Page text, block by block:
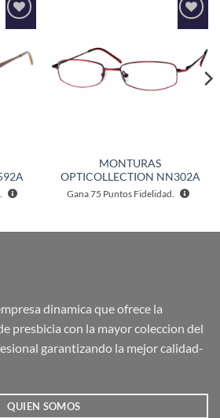
Añadir
lista de
deseos
Añadir
deseos
MONTURAS
OPTICOLLECTION NN302A
Gana75 Puntos Fidelidad.
dinamica que ofrece la
presbicia con la mayor coleccion del
garantizando la mejor calidad-
QUIEN SOMOS